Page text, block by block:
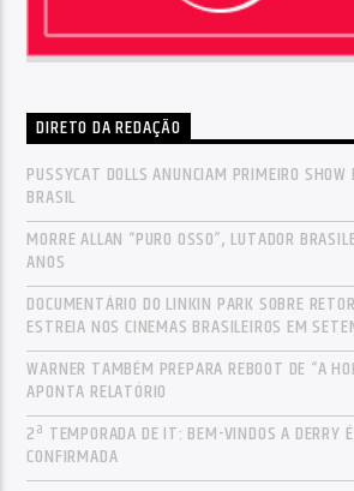
DIRETO DA REDAÇÃO
PUSSYCAT DOLLS ANUNCIAM PRIMEIRO SHOW
BRASIL
MORRE ALLAN “PURO OSSO”, LUTADOR
ANOS
DOCUMENTÁRIO DO LINKIN PARK SOBRE
ESTREIA NOS CINEMAS BRASILEIROS EM
WARNER TAMBÉM PREPARA REBOOT DE “A
APONTA RELATÓRIO
2ª TEMPORADA DE IT: BEM-VINDOS A DERRY
CONFIRMADA